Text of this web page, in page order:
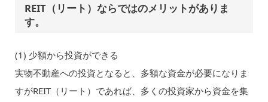
REIT（リート）ならではのメリットがありま
す。
(1) 少額から投資ができる
実物不動産への投資となると、多額な資金が必要になりま
すがREIT（リート）であれば、多くの投資家から資金を集